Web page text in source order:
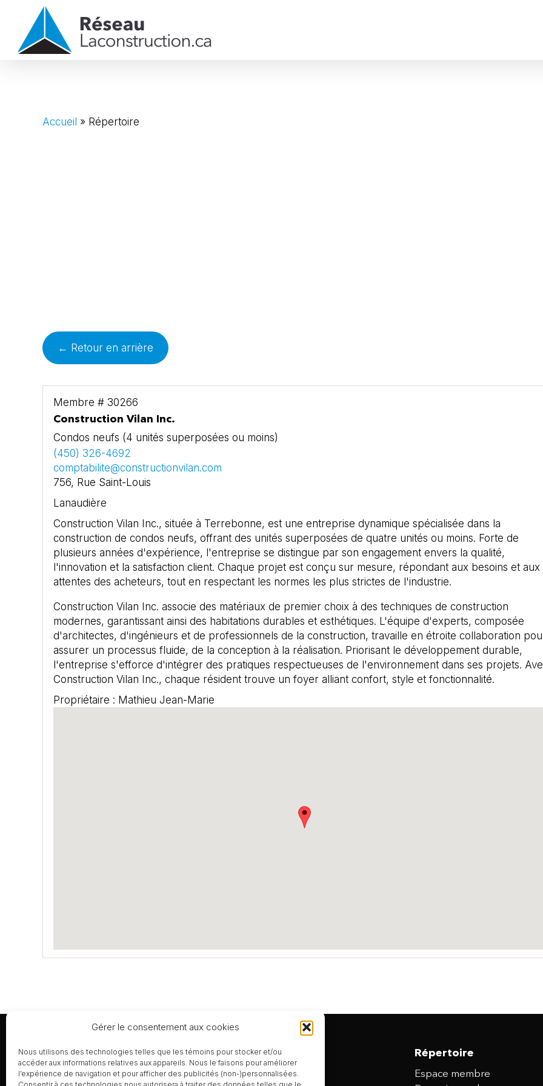
Gérer le consentement aux cookies
Nous utilisons des technologies telles que les témoins pour stocker et/ou
accéder aux informations relatives aux appareils. Nous le faisons pour améliorer
l’expérience de navigation et pour afficher des publicités (non-)personnalisées.
content
Accueil » Répertoire
← Retour en arrière
Membre # 30266
Construction Vilan Inc.
Condos neufs (4 unités superposées ou moins)
(450) 326-4692
comptabilite@constructionvilan.com
756, Rue Saint-Louis
Lanaudière
Construction Vilan Inc., située à Terrebonne, est une entreprise dynamique spécialisée dans la
construction de condos neufs, offrant des unités superposées de quatre unités ou moins. Forte de
plusieurs années d'expérience, l'entreprise se distingue par son engagement envers la qualité,
l'innovation et la satisfaction client. Chaque projet est conçu sur mesure, répondant aux besoins et aux
attentes des acheteurs, tout en respectant les normes les plus strictes de l'industrie.
Construction Vilan Inc. associe des matériaux de premier choix à des techniques de construction
modernes, garantissant ainsi des habitations durables et esthétiques. L'équipe d'experts, composée
d'architectes, d'ingénieurs et de professionnels de la construction, travaille en étroite collaboration
assurer un processus fluide, de la conception à la réalisation. Priorisant le développement durable,
l'entreprise s'efforce d'intégrer des pratiques respectueuses de l'environnement dans ses projets.
Construction Vilan Inc., chaque résident trouve un foyer alliant confort, style et fonctionnalité.
Propriétaire : Mathieu Jean-Marie
La construction Menu
Accueil
Répertoire
Espace membre